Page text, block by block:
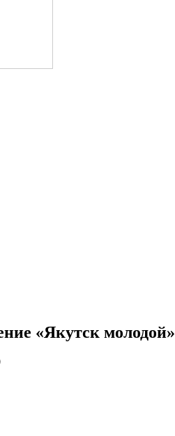
«Якутск молодой»